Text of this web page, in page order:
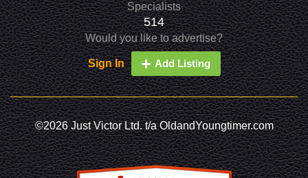
Specialists
514
Would you like to advertise?
Sign In Add Listing
©2026 Just Victor Ltd. t/a OldandYoungtimer.com